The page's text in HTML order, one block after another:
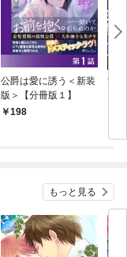
公爵は愛に誘う＜新装
版＞【分冊版１】
198
淫
もっと見る